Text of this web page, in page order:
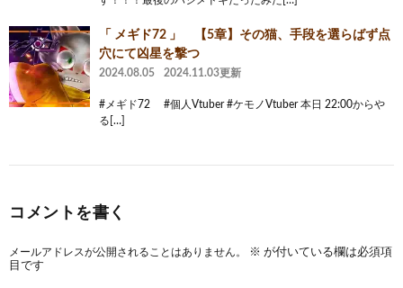
「 メギド72 」 【5章】その猫、手段を選らばず点
穴にて凶星を撃つ
2024.08.05 2024.11.03更新
#メギド72 #個人Vtuber #ケモノVtuber 本日 22:00からや
る[…]
コメントを書く
メールアドレスが公開されることはありません。 ※ が付いている欄は必須項
目です